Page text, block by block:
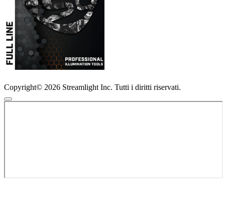
Copyright© 2026 Streamlight Inc. Tutti i diritti riservati.